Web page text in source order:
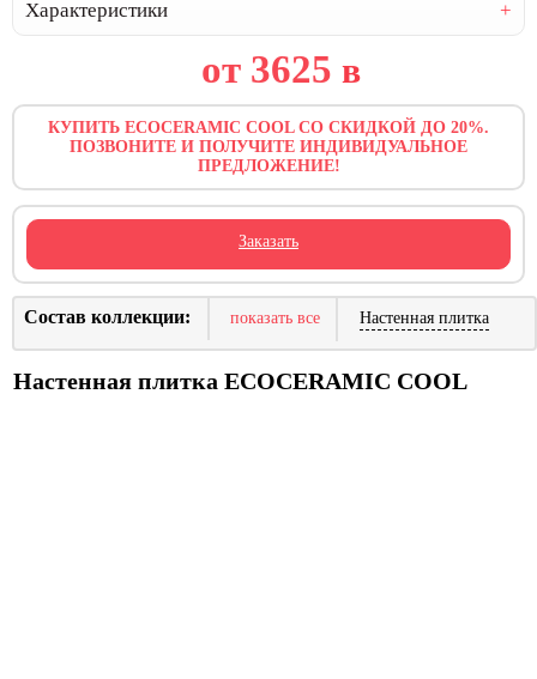
Характеристики
от 3625 в
КУПИТЬ ECOCERAMIC COOL СО СКИДКОЙ ДО 20%.
ПОЗВОНИТЕ И ПОЛУЧИТЕ ИНДИВИДУАЛЬНОЕ
ПРЕДЛОЖЕНИЕ!
Заказать
Состав коллекции: показать все Настенная плитка
Настенная плитка ECOCERAMIC COOL